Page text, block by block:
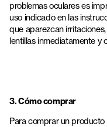
problemas oculares es
uso indicado en las
que aparezcan
lentillas inmediatamente y
3. Cómo comprar
Para comprar un